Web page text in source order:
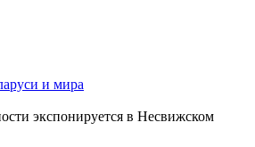
и мира
экспонируется в Несвижском